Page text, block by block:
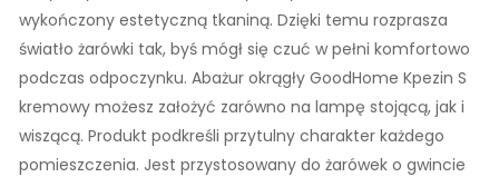
wykończony estetyczną tkaniną. Dzięki temu rozprasza
światło żarówki tak, byś mógł się czuć w pełni komfortowo
podczas odpoczynku. Abażur okrągły GoodHome Kpezin S
kremowy możesz założyć zarówno na lampę stojącą, jak i
wiszącą. Produkt podkreśli przytulny charakter każdego
pomieszczenia. Jest przystosowany do żarówek o gwincie